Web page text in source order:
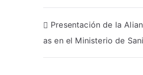
Navegación
de
Presentación de la
as en el Ministerio de